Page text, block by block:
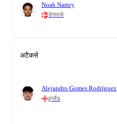
Noah Nartey
डेनमार्क
अटैकर्स
Alejandro Gomes Rodríguez
इंग्लैंड